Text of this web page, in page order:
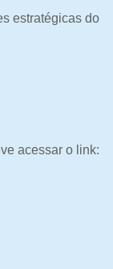
estratégicas do
acessar o link: